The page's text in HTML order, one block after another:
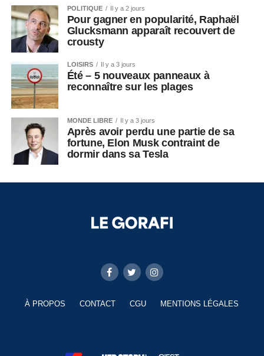
POLITIQUE Il y a 2 jours
Pour gagner en popularité, Raphaël
Glucksmann apparaît recouvert de
crousty
LOISIRS Il y a 3 jours
Été – 5 nouveaux panneaux à
reconnaître sur les plages
MONDE LIBRE Il y a 3 jours
Après avoir perdu une partie de sa
fortune, Elon Musk contraint de
dormir dans sa Tesla
À PROPOS CONTACT CGU MENTIONS LÉGALES